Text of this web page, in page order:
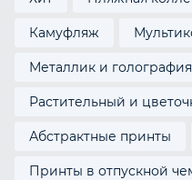
Камуфляж
Металлик и голография
Растительный и
Абстрактные принты
Принты в отпускной